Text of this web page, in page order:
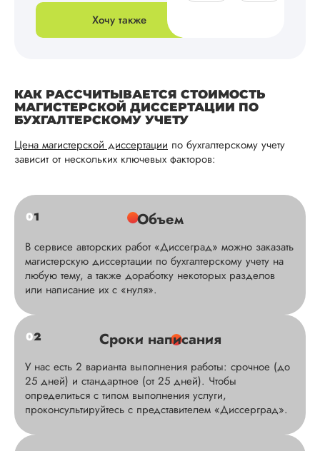
Хочу также
КАК РАССЧИТЫВАЕТСЯ СТОИМОСТЬ
МАГИСТЕРСКОЙ ДИССЕРТАЦИИ ПО
БУХГАЛТЕРСКОМУ УЧЕТУ
Цена магистерской диссертации по бухгалтерскому учету
зависит от нескольких ключевых факторов:
01 Объем
В сервисе авторских работ «Диссеград» можно заказать
магистерскую диссертации по бухгалтерскому учету на
любую тему, а также доработку некоторых разделов
или написание их с «нуля».
02 Сроки написания
У нас есть 2 варианта выполнения работы: срочное (до
25 дней) и стандартное (от 25 дней). Чтобы
определиться с типом выполнения услуги,
проконсультируйтесь с представителем «Диссерград».